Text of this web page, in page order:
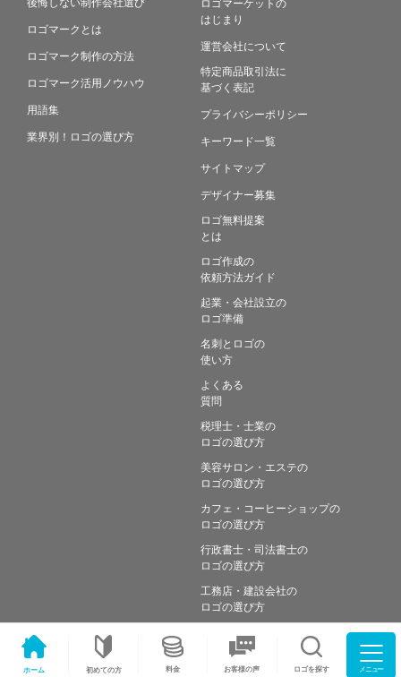
ホーム 初めての方 料金 お客様の声 ロゴを探す メニュー
ロゴマークとは
ロゴマーク制作の方法
ロゴマーク活用ノウハウ
用語集
業界別！ロゴの選び方
はじまり
運営会社について
特定商品取引法に
基づく表記
プライバシーポリシー
キーワード一覧
サイトマップ
デザイナー募集
ロゴ無料提案
とは
ロゴ作成の
依頼方法ガイド
起業・会社設立の
ロゴ準備
名刺とロゴの
使い方
よくある
質問
税理士・士業の
ロゴの選び方
美容サロン・エステの
ロゴの選び方
カフェ・コーヒーショップの
ロゴの選び方
行政書士・司法書士の
ロゴの選び方
工務店・建設会社の
ロゴの選び方
Copyright © Simple works Inc. All Rights Reserved.